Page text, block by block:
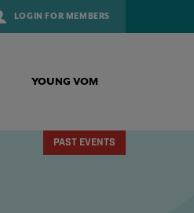
LOGIN FOR MEMBERS
YOUNG VOM
PAST EVENTS